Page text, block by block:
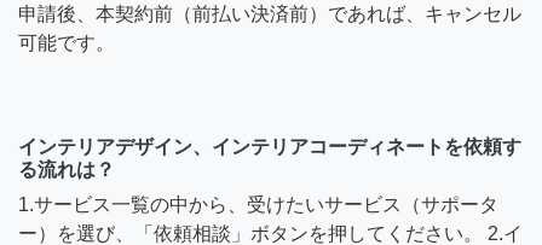
申請後、本契約前（前払い決済前）であれば、キャンセル
可能です。
インテリアデザイン、インテリアコーディネートを依頼す
る流れは？
1.サービス一覧の中から、受けたいサービス（サポータ
ー）を選び、「依頼相談」ボタンを押してください。 2.イ